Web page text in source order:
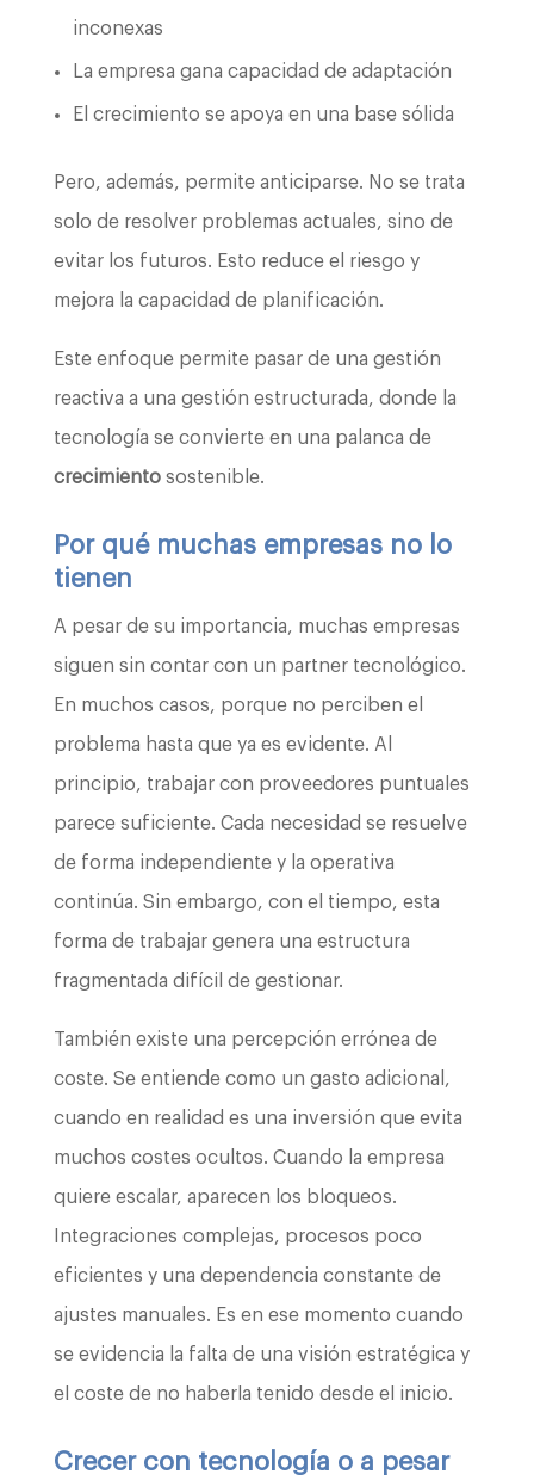
inconexas
La empresa gana capacidad de adaptación
El crecimiento se apoya en una base sólida
Pero, además, permite anticiparse. No se trata
solo de resolver problemas actuales, sino de
evitar los futuros. Esto reduce el riesgo y
mejora la capacidad de planificación.
Este enfoque permite pasar de una gestión
reactiva a una gestión estructurada, donde la
tecnología se convierte en una palanca de
crecimientosostenible.
Por qué muchas empresas no lo
tienen
A pesar de su importancia, muchas empresas
siguen sin contar con un partner tecnológico.
En muchos casos, porque no perciben el
problema hasta que ya es evidente. Al
principio, trabajar con proveedores puntuales
parece suficiente. Cada necesidad se resuelve
de forma independiente y la operativa
continúa. Sin embargo, con el tiempo, esta
forma de trabajar genera una estructura
fragmentada difícil de gestionar.
También existe una percepción errónea de
coste. Se entiende como un gasto adicional,
cuando en realidad es una inversión que evita
muchos costes ocultos. Cuando la empresa
quiere escalar, aparecen los bloqueos.
Integraciones complejas, procesos poco
eficientes y una dependencia constante de
ajustes manuales. Es en ese momento cuando
se evidencia la falta de una visión estratégica y
el coste de no haberla tenido desde el inicio.
Crecer con tecnología o a pesar